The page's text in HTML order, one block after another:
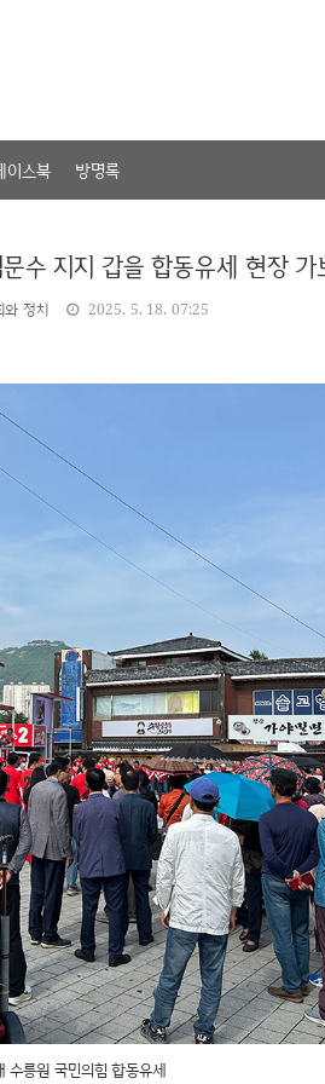
이스북 방명록
수 지지 갑을 합동유세 현장 가
와 정치 2025. 5. 18. 07:25
릉원 국민의힘 합동유세